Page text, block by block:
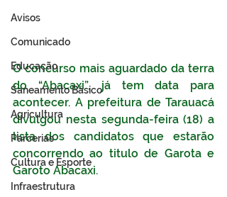
Avisos
Comunicado
Educação
Saneamento Básico
Agricultura
Parcerias
Cultura e Esporte
Infraestrutura
O concurso mais aguardado da terra
do “Abacaxi”, já tem data para
acontecer. A prefeitura de Tarauacá
divulgou nesta segunda-feira (18) a
lista dos candidatos que estarão
concorrendo ao titulo de Garota e
Garoto Abacaxi.